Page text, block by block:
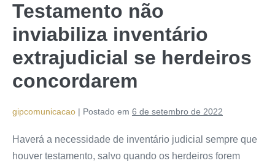
Testamento não
inviabiliza inventário
extrajudicial se herdeiros
concordarem
gipcomunicacao | Postado em 6 de setembro de 2022
Haverá a necessidade de inventário judicial sempre que
houver testamento, salvo quando os herdeiros forem